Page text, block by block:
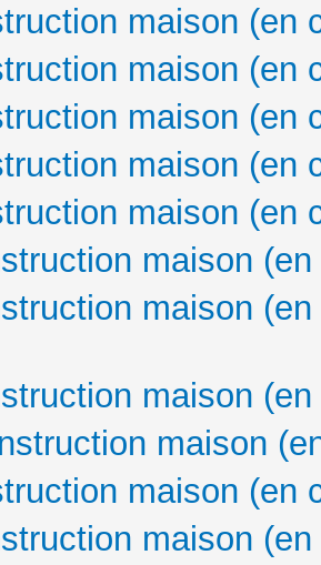
maison (en
maison (en
maison (en
maison (en
maison (en
maison
maison
maison
maison
maison (en
maison